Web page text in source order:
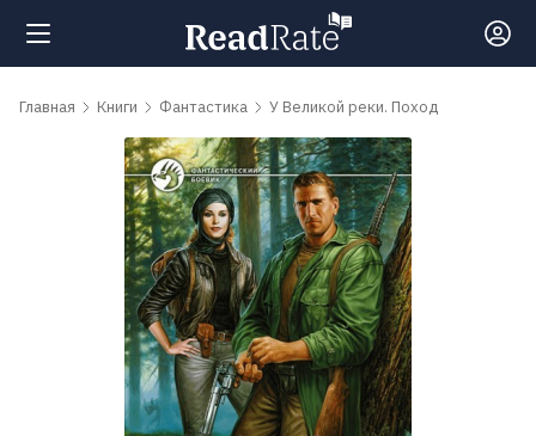
Поиск
Рейтинги
Главная Книги Фантастика У Великой реки. Поход